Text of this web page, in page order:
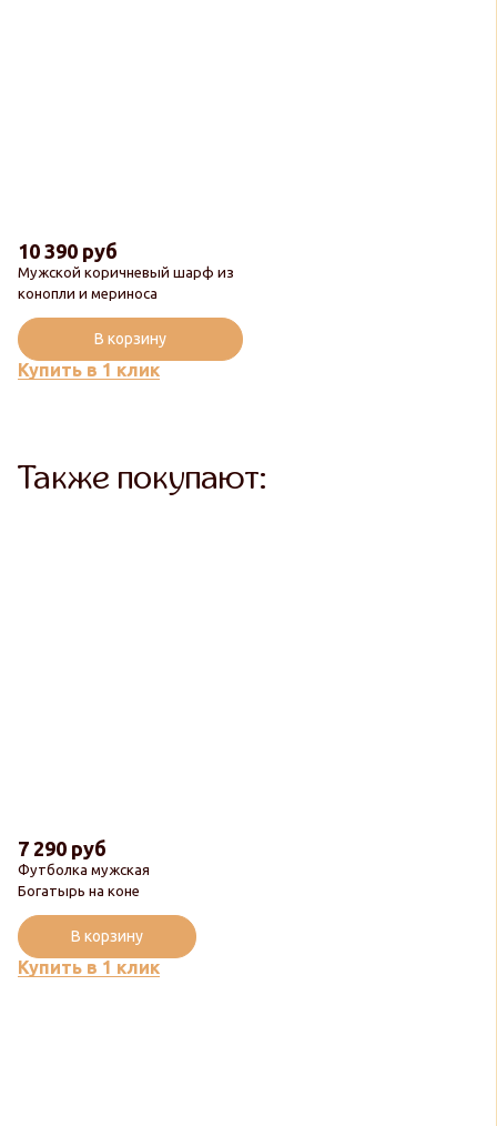
Новинка
Популярный
Мужской коричневый шарф из
конопли и мериноса
10 390 руб
Купить в 1 клик
В корзину
Также покупают:
Футболка мужская
Богатырь на коне
7 290 руб
Купить в 1 клик
В корзину